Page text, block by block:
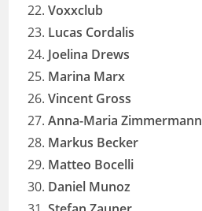
Voxxclub
Lucas Cordalis
Joelina Drews
Marina Marx
Vincent Gross
Anna-Maria Zimmermann
Markus Becker
Matteo Bocelli
Daniel Munoz